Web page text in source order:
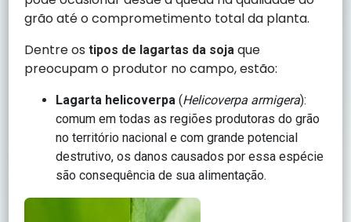
grão até o comprometimento total da planta.
Dentre ostipos de lagartas da sojaque
preocupam o produtor no campo, estão:
Lagarta helicoverpa (Helicoverpa armigera):
comum em todas as regiões produtoras do grão
no território nacional e com grande potencial
destrutivo, os danos causados por essa espécie
são consequência de sua alimentação.